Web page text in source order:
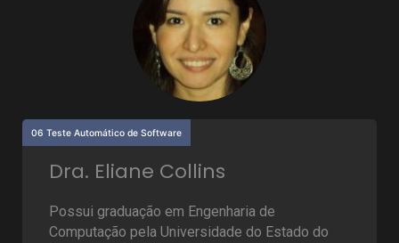
Dra. Eliane Collins
Possui graduação em Engenharia de
Computação pela Universidade do Estado do
06 Teste Automático de Software